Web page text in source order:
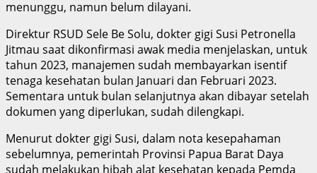
menunggu, namun belum dilayani.
Direktur RSUD Sele Be Solu, dokter gigi Susi Petronella
Jitmau saat dikonfirmasi awak media menjelaskan, untuk
tahun 2023, manajemen sudah membayarkan isentif
tenaga kesehatan bulan Januari dan Februari 2023.
Sementara untuk bulan selanjutnya akan dibayar setelah
dokumen yang diperlukan, sudah dilengkapi.
Menurut dokter gigi Susi, dalam nota kesepahaman
sebelumnya, pemerintah Provinsi Papua Barat Daya
sudah melakukan hibah alat kesehatan kepada Pemda